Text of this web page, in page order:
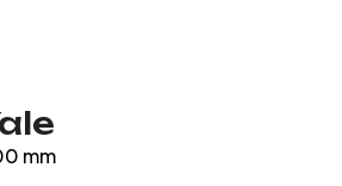
mm